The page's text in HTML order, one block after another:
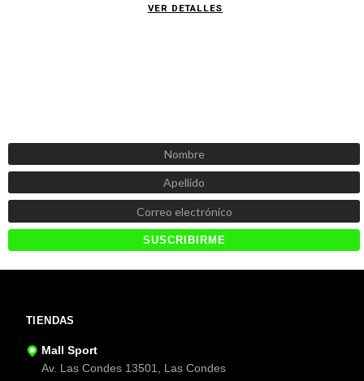
VER DETALLES
TIENDAS
Mall Sport
Av. Las Condes 13501, Las Condes